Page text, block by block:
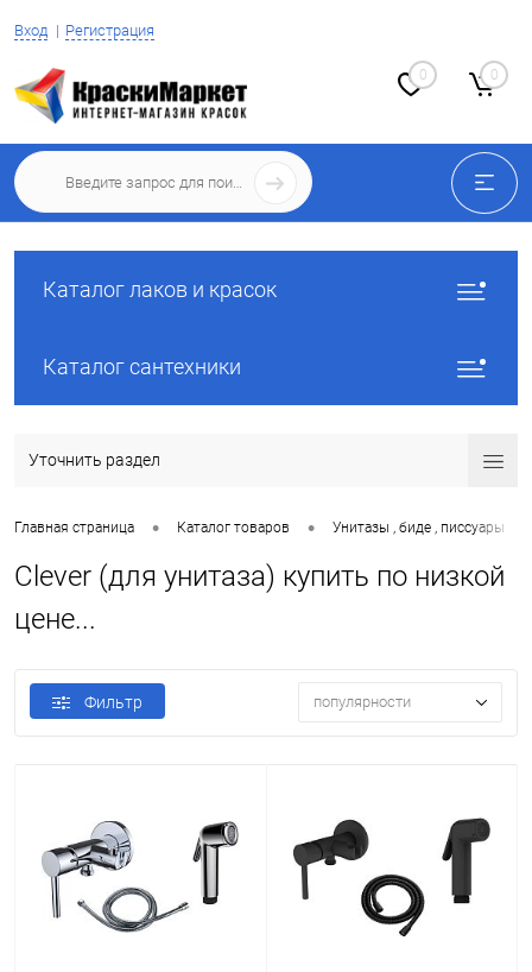
Вход Регистрация
0 0
Каталог лаков и красок
Каталог сантехники
Уточнить раздел
Главная страница • Каталог товаров • Унитазы , биде , писсуары
Clever (для унитаза) купить по низкой
цене...
Фильтр популярности